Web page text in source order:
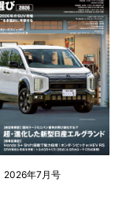
2026年7月号